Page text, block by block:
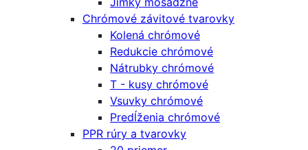
Chrómové závitové tvarovky
Kolená chrómové
Redukcie chrómové
Nátrubky chrómové
T - kusy chrómové
Vsuvky chrómové
Predĺženia chrómové
PPR rúry a tvarovky